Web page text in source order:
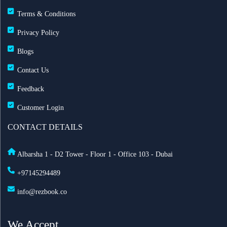
مطارات دبي: تحويل 19 رحلة طيران بسبب الضباب
وانخفاض الرؤية
التغييرات الجديدة؟
Terms & Conditions
Privacy Policy
Blogs
Contact Us
Feedback
Customer Login
CONTACT DETAILS
Albarsha 1 - D2 Tower - Floor 1 - Office 103 - Dubai
+97145294489
info@rezbook.co